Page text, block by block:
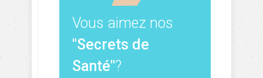
Vous aimez nos
"Secrets de
Santé"?